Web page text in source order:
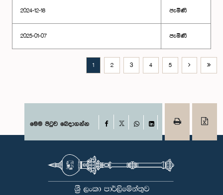
2024-12-18 පැමිණි
2025-01-07 පැමිණි
1 2 3 4 5
මෙම පිටුව බෙදාගන්න Facebook
WhatsAppLinkedIn